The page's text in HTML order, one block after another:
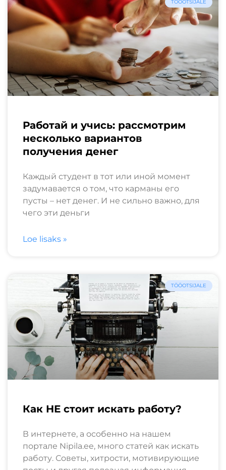
TÖÖOTSIJALE
Работай и учись: рассмотрим
несколько вариантов
получения денег
Каждый студент в тот или иной момент
задумавается о том, что карманы его
пусты – нет денег. И не сильно важно, для
чего эти деньги
Loe lisaks »
TÖÖOTSIJALE
Как НЕ стоит искать работу?
В интернете, а особенно на нашем
портале Nipila.ee, много статей как искать
работу. Советы, хитрости, мотивирующие